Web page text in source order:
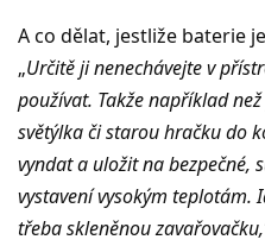
A co dělat, jestliže baterie
„Určitě ji nenechávejte v
používat. Takže například
světýlka či starou hračku do
vyndat a uložit na bezpečné,
vystavení vysokým teplotám.
třeba skleněnou